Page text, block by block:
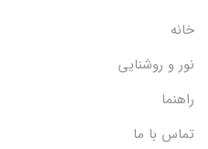
خانه
نور و روشنایی
راهنما
تماس با ما